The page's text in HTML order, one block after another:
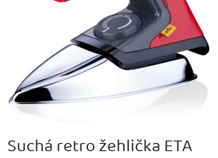
Suchá retro žehlička ETA